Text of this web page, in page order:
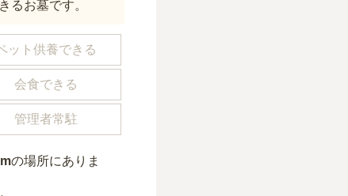
るお墓です。
ット供養できる
会食できる
管理者常駐
の場所にあり ま